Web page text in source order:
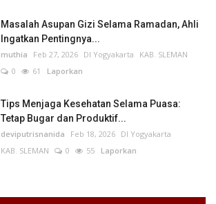
Masalah Asupan Gizi Selama Ramadan, Ahli
Ingatkan Pentingnya...
muthia Feb 27, 2026 DI Yogyakarta
KAB. SLEMAN
0
61 Laporkan
Tips Menjaga Kesehatan Selama Puasa:
Tetap Bugar dan Produktif...
deviputrisnanida Feb 18, 2026 DI Yogyakarta
KAB. SLEMAN
0 55 Laporkan